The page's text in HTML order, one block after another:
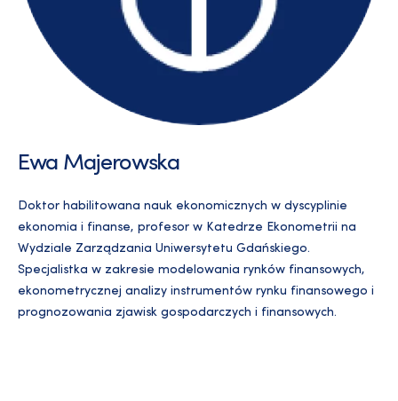
Ewa Majerowska
Doktor habilitowana nauk ekonomicznych w dyscyplinie
ekonomia i finanse, profesor w Katedrze Ekonometrii na
Wydziale Zarządzania Uniwersytetu Gdańskiego.
Specjalistka w zakresie modelowania rynków finansowych,
ekonometrycznej analizy instrumentów rynku finansowego i
prognozowania zjawisk gospodarczych i finansowych.